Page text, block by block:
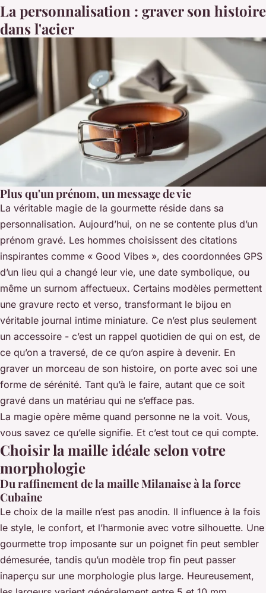
La personnalisation : graver son histoire
dans l'acier
Plus qu'un prénom, un message de vie
La véritable magie de la gourmette réside dans sa
personnalisation. Aujourd’hui, on ne se contente plus d’un
prénom gravé. Les hommes choisissent des citations
inspirantes comme « Good Vibes », des coordonnées GPS
d’un lieu qui a changé leur vie, une date symbolique, ou
même un surnom affectueux. Certains modèles permettent
une gravure recto et verso, transformant le bijou en
véritable journal intime miniature. Ce n’est plus seulement
un accessoire - c’est un rappel quotidien de qui on est, de
ce qu’on a traversé, de ce qu’on aspire à devenir. En
graver un morceau de son histoire, on porte avec soi une
forme de sérénité. Tant qu’à le faire, autant que ce soit
gravé dans un matériau qui ne s’efface pas.
La magie opère même quand personne ne la voit. Vous,
vous savez ce qu’elle signifie. Et c’est tout ce qui compte.
Choisir la maille idéale selon votre
morphologie
Du raffinement de la maille Milanaise à la force
Cubaine
Le choix de la maille n’est pas anodin. Il influence à la fois
le style, le confort, et l’harmonie avec votre silhouette. Une
gourmette trop imposante sur un poignet fin peut sembler
démesurée, tandis qu’un modèle trop fin peut passer
inaperçu sur une morphologie plus large. Heureusement,